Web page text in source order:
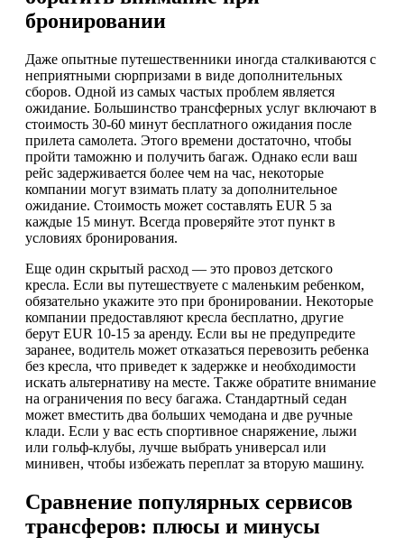
бронировании
Даже опытные путешественники иногда сталкиваются с
неприятными сюрпризами в виде дополнительных
сборов. Одной из самых частых проблем является
ожидание. Большинство трансферных услуг включают в
стоимость 30-60 минут бесплатного ожидания после
прилета самолета. Этого времени достаточно, чтобы
пройти таможню и получить багаж. Однако если ваш
рейс задерживается более чем на час, некоторые
компании могут взимать плату за дополнительное
ожидание. Стоимость может составлять EUR 5 за
каждые 15 минут. Всегда проверяйте этот пункт в
условиях бронирования.
Еще один скрытый расход — это провоз детского
кресла. Если вы путешествуете с маленьким ребенком,
обязательно укажите это при бронировании. Некоторые
компании предоставляют кресла бесплатно, другие
берут EUR 10-15 за аренду. Если вы не предупредите
заранее, водитель может отказаться перевозить ребенка
без кресла, что приведет к задержке и необходимости
искать альтернативу на месте. Также обратите внимание
на ограничения по весу багажа. Стандартный седан
может вместить два больших чемодана и две ручные
клади. Если у вас есть спортивное снаряжение, лыжи
или гольф-клубы, лучше выбрать универсал или
минивен, чтобы избежать переплат за вторую машину.
Сравнение популярных сервисов
трансферов: плюсы и минусы